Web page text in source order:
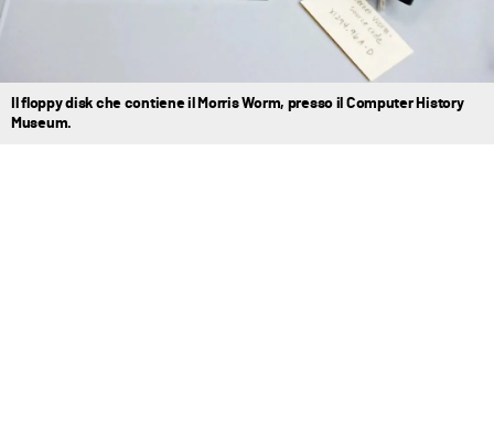
Il floppy disk che contiene il Morris Worm, presso il Computer History
Museum.